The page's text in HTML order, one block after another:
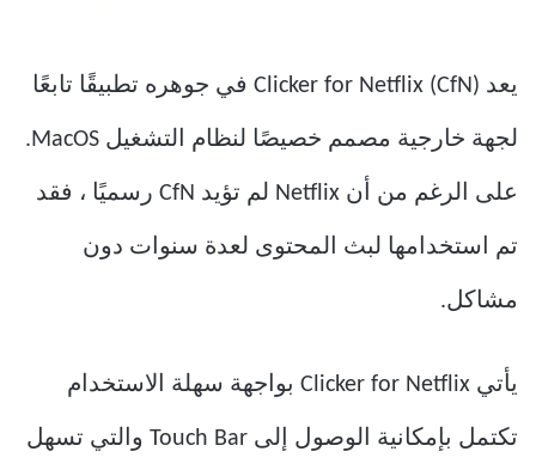
يعد Clicker for Netflix (CfN) في جوهره تطبيقًا تابعًا
لجهة خارجية مصمم خصيصًا لنظام التشغيل MacOS.
على الرغم من أن Netflix لم تؤيد CfN رسميًا ، فقد
تم استخدامها لبث المحتوى لعدة سنوات دون
مشاكل.
يأتي Clicker for Netflix بواجهة سهلة الاستخدام
تكتمل بإمكانية الوصول إلى Touch Bar والتي تسهل